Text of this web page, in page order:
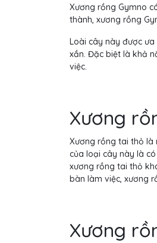
Xương rồng Gymno
thành, xương rồng
Loài cây này được
xắn. Đặc biệt là khả
việc.
Xương
Xương rồng tai thỏ là
của loại cây này là
xương rồng tai thỏ
bàn làm việc, xương
Xương